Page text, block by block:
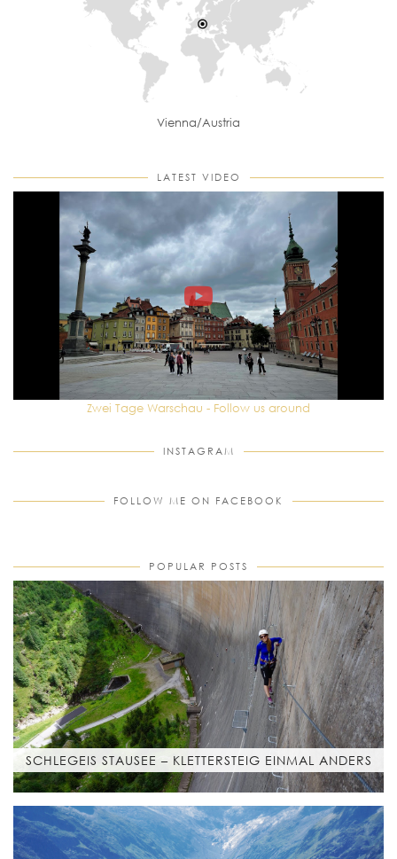
Vienna/Austria
LATEST VIDEO
Zwei Tage Warschau - Follow us around
INSTAGRAM
FOLLOW ME ON FACEBOOK
POPULAR POSTS
SCHLEGEIS STAUSEE – KLETTERSTEIG EINMAL ANDERS